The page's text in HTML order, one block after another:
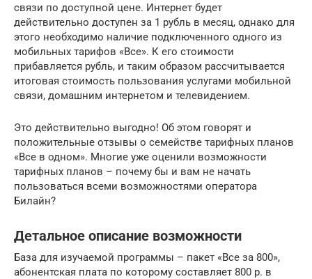
связи по доступной цене. Интернет будет
действительно доступен за 1 рубль в месяц, однако для
этого необходимо наличие подключенного одного из
мобильных тарифов «Все». К его стоимости
прибавляется рубль, и таким образом рассчитывается
итоговая стоимость пользования услугами мобильной
связи, домашним интернетом и телевидением.
Это действительно выгодно! Об этом говорят и
положительные отзывы о семействе тарифных планов
«Все в одном». Многие уже оценили возможности
тарифных планов – почему бы и вам не начать
пользоваться всеми возможностями оператора
Билайн?
Детальное описание возможности
База для изучаемой программы – пакет «Все за 800»,
абонентская плата по которому составляет 800 р. в